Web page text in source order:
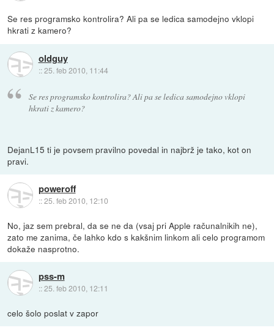
Se res programsko kontrolira? Ali pa se ledica samodejno vklopi
hkrati z kamero?
oldguy
::25. feb 2010, 11:44
Se res programsko kontrolira? Ali pa se ledica samodejno vklopi
hkrati z kamero?
DejanL15 ti je povsem pravilno povedal in najbrž je tako, kot on
pravi.
poweroff
::25. feb 2010, 12:10
No, jaz sem prebral, da se ne da (vsaj pri Apple računalnikih ne),
zato me zanima, če lahko kdo s kakšnim linkom ali celo programom
dokaže nasprotno.
pss-m
::25. feb 2010, 12:11
celo šolo poslat v zapor